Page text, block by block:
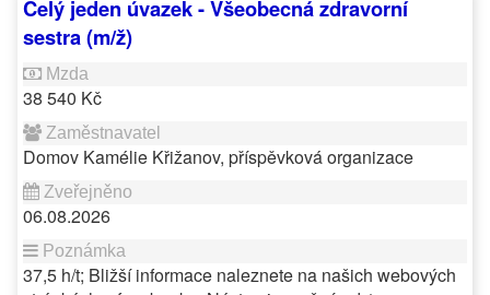
Celý jeden úvazek - Všeobecná zdravorní
sestra (m/ž)
38 540 Kč
Domov Kamélie Křižanov, příspěvková organizace
06.08.2026
37,5 h/t; Bližší informace naleznete na našich webových